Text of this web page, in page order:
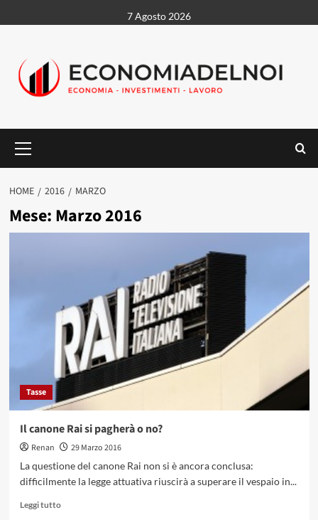
al
7 Agosto 2026
principale
HOME 2016 MARZO
Mese: Marzo 2016
Tasse
Il canone Rai si pagherà o no?
Renan
29 Marzo 2016
La questione del canone Rai non si è ancora conclusa:
difficilmente la legge attuativa riuscirà a superare il vespaio in...
Leggi tuttoLeggi